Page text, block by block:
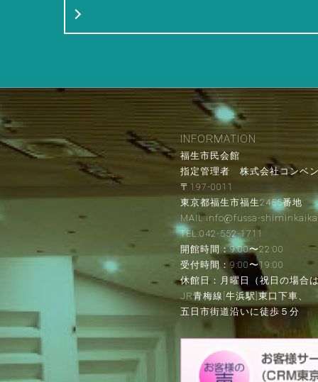
INFORMATION
福生市民会館
指定管理者 株式会社コンベ
〒197-0011
東京都福生市福生2455番地
MAIL:info@fussa-
TEL:042-552-1711
開館時間：9:00〜22:00
受付時間：9:00〜19:00
休館日：月曜日（祝日の場合
JR青梅線[牛浜駅]東口下車、
五日市街道沿いに徒歩５分